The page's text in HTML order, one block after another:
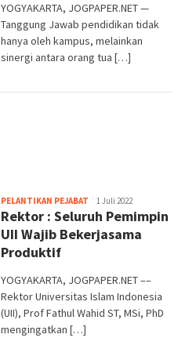
YOGYAKARTA, JOGPAPER.NET —
Tanggung Jawab pendidikan tidak
hanya oleh kampus, melainkan
sinergi antara orang tua […]
PELANTIKAN PEJABAT Heri
Purwata
1 Juli 2022
Rektor : Seluruh Pemimpin
UII Wajib Bekerjasama
Produktif
YOGYAKARTA, JOGPAPER.NET ––
Rektor Universitas Islam Indonesia
(UII), Prof Fathul Wahid ST, MSi, PhD
mengingatkan […]